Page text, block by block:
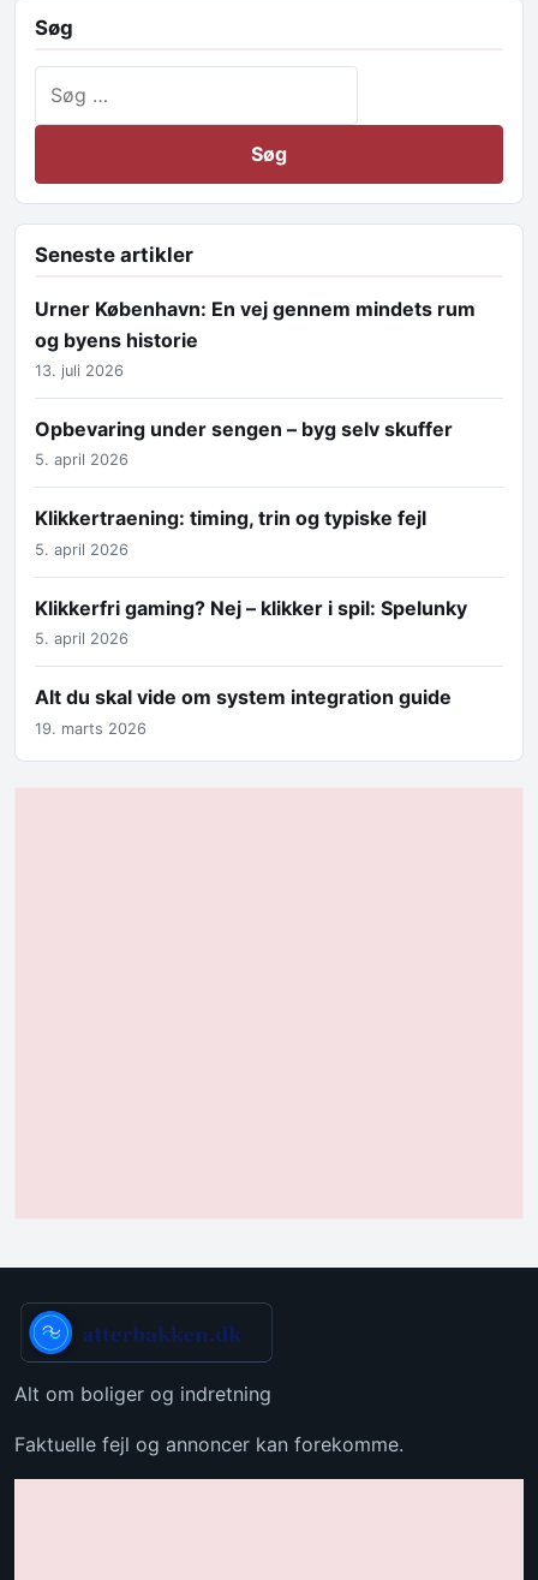
Søg
Seneste artikler
Urner København: En vej gennem mindets rum
og byens historie
13. juli 2026
Opbevaring under sengen – byg selv skuffer
5. april 2026
Klikkertraening: timing, trin og typiske fejl
5. april 2026
Klikkerfri gaming? Nej – klikker i spil: Spelunky
5. april 2026
Alt du skal vide om system integration guide
19. marts 2026
Alt om boliger og indretning
Faktuelle fejl og annoncer kan forekomme.